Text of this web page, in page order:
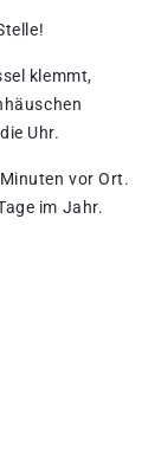
klemmt,
Uhr.
vor Ort.
im Jahr.